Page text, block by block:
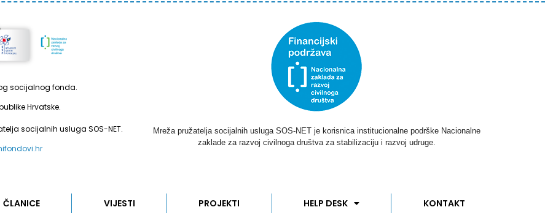
socijalnog fonda.
Hrvatske.
socijalnih usluga SOS-NET.
Mreža pružatelja socijalnih usluga SOS-NET je korisnica institucionalne podrške Nacionalne
zaklade za razvoj civilnoga društva za stabilizaciju i razvoj udruge.
ČLANICE VIJESTI PROJEKTI HELP DESK KONTAKT